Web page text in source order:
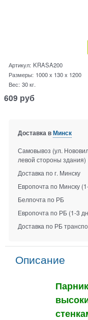
Артикул: KRASA200
Размеры: 1000 x 130 x 1200
Вес: 30кг.
609 руб
Доставка вМинск
Самовывоз (ул.
левой стороны здания)
Доставка по г. Минску
Европочта по Минску
Белпочта по РБ
Европочта по РБ (1-3
Доставка по РБ
Описание